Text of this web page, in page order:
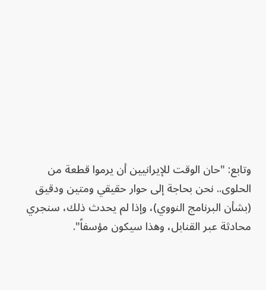
وتابع: "حان الوقت للإيرانيين أن يرموا قطعة من
الحلوى.. نحن بحاجة إلى حوار حقيقي ومتين ودقيق
(بشأن البرنامج النووي)، وإذا لم يحدث ذلك، سنجري
محادثة عبر القنابل، وهذا سيكون مؤسفاً".